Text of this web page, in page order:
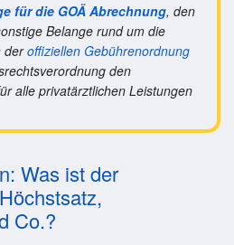
für die GOÄ Abrechnung, den
Belange rund um die
deroffiziellen Gebührenordnung
den
alle privatärztlichen Leistungen
Was ist der
Co.?